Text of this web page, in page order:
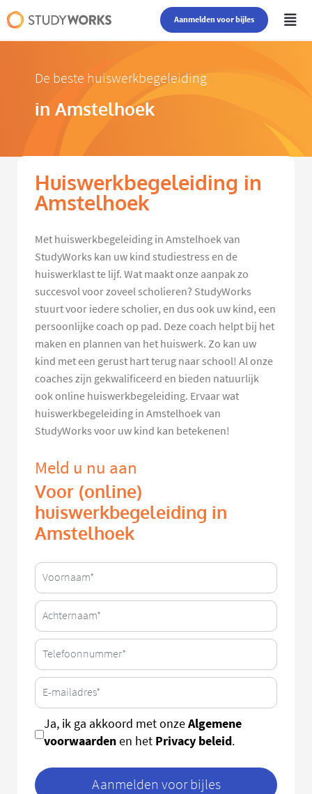
Aanmelden voor bijles
De beste huiswerkbegeleiding
in Amstelhoek
Huiswerkbegeleiding in
Amstelhoek
Met huiswerkbegeleiding in Amstelhoek van
StudyWorks kan uw kind studiestress en de
huiswerklast te lijf. Wat maakt onze aanpak zo
succesvol voor zoveel scholieren? StudyWorks
stuurt voor iedere scholier, en dus ook uw kind, een
persoonlijke coach op pad. Deze coach helpt bij het
maken en plannen van het huiswerk. Zo kan uw
kind met een gerust hart terug naar school! Al onze
coaches zijn gekwalificeerd en bieden natuurlijk
ook online huiswerkbegeleiding. Ervaar wat
huiswerkbegeleiding in Amstelhoek van
StudyWorks voor uw kind kan betekenen!
Meld u nu aan
Voor (online)
huiswerkbegeleiding in
Amstelhoek
Ja, ik ga akkoord met onzeAlgemene
voorwaardenen het Privacy beleid.
Aanmelden voor bijles